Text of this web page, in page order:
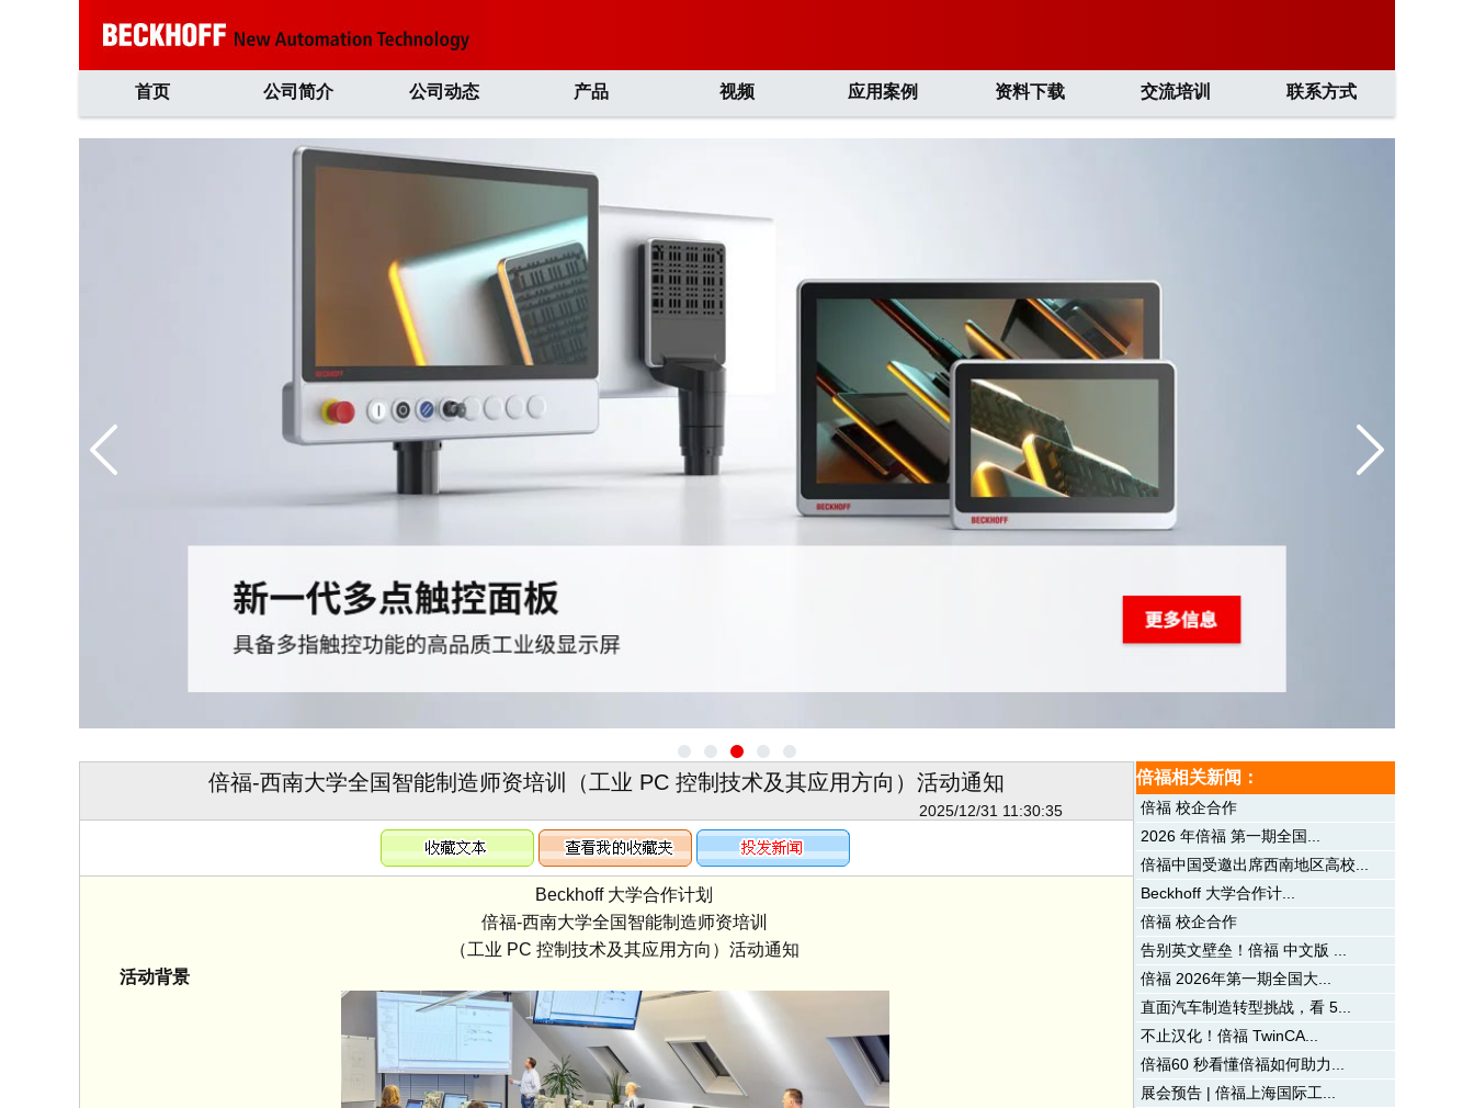
首页 公司简介 公司动态 产品 视频 应用案例 资料下载 交流培训 联系方式
倍福-西南大学全国智能制造师资培训（工业 PC 控制技术及其应用方向）活动通知
2025/12/31 11:30:35
Beckhoff 大学合作计划
倍福-西南大学全国智能制造师资培训
（工业 PC 控制技术及其应用方向）活动通知
活动背景
倍福相关新闻：
倍福 校企合作
2026 年倍福 第一期全国...
倍福中国受邀出席西南地区高校...
Beckhoff 大学合作计...
倍福 校企合作
告别英文壁垒！倍福 中文版 ...
倍福 2026年第一期全国大...
直面汽车制造转型挑战，看 5...
不止汉化！倍福 TwinCA...
倍福60 秒看懂倍福如何助力...
展会预告 | 倍福上海国际工...